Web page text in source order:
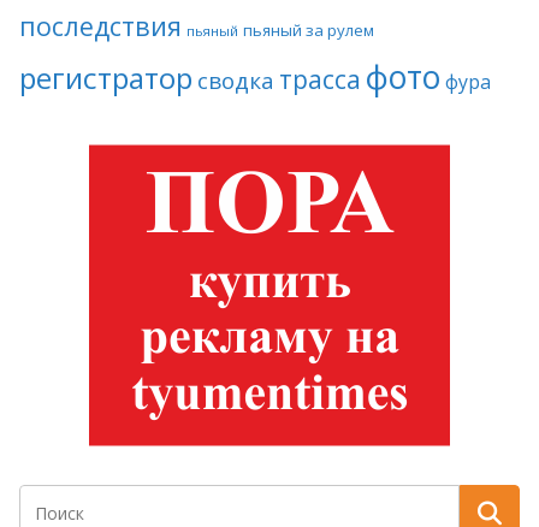
последствия пьяный пьяный за рулем
регистратор сводка трасса фото фура